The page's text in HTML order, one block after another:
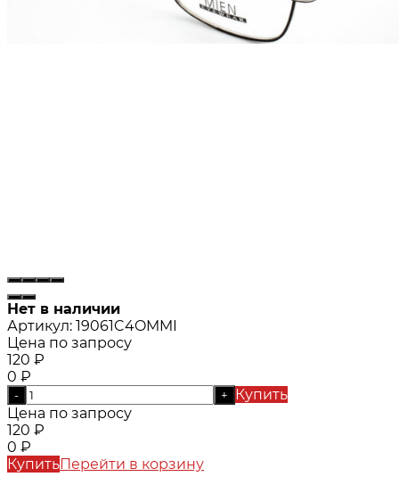
Нет в наличии
Артикул: 19061C4OMMI
Цена по запросу
120 ₽
0 ₽
- +
Купить
Цена по запросу
120 ₽
0 ₽
КупитьПерейти в корзину